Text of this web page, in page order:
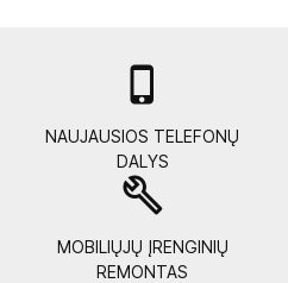

NAUJAUSIOS TELEFONŲ
DALYS
build
MOBILIŲJŲ ĮRENGINIŲ
REMONTAS